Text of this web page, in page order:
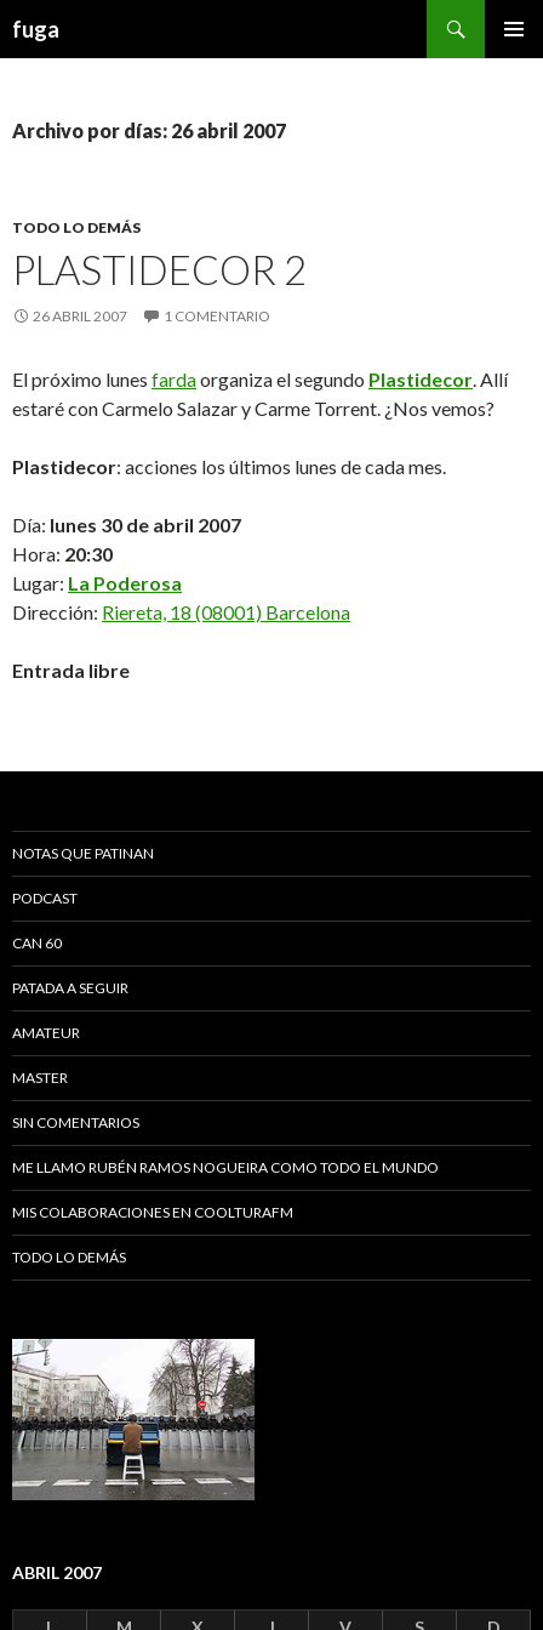
fuga
Archivo por días: 26 abril 2007
TODO LO DEMÁS
PLASTIDECOR 2
26 ABRIL 2007 1 COMENTARIO
El próximo lunes fardaorganiza el segundo Plastidecor. Allí
estaré con Carmelo Salazar y Carme Torrent. ¿Nos vemos?
Plastidecor: acciones los últimos lunes de cada mes.
Día: lunes 30 de abril 2007
Hora: 20:30
Lugar: La Poderosa
Dirección: Riereta, 18 (08001) Barcelona
Entrada libre
NOTAS QUE PATINAN
PODCAST
CAN 60
PATADA A SEGUIR
AMATEUR
MASTER
SIN COMENTARIOS
ME LLAMO RUBÉN RAMOS NOGUEIRA COMO TODO EL MUNDO
MIS COLABORACIONES EN COOLTURAFM
TODO LO DEMÁS
ABRIL 2007